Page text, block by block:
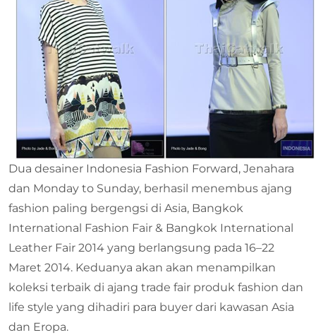
Dua desainer Indonesia Fashion Forward, Jenahara
dan Monday to Sunday, berhasil menembus ajang
fashion paling bergengsi di Asia, Bangkok
International Fashion Fair & Bangkok International
Leather Fair 2014 yang berlangsung pada 16–22
Maret 2014. Keduanya akan akan menampilkan
koleksi terbaik di ajang trade fair produk fashion dan
life style yang dihadiri para buyer dari kawasan Asia
dan Eropa.